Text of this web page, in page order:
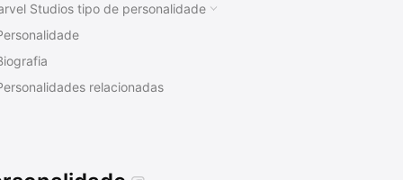
Studios tipo de personalidade
relacionadas